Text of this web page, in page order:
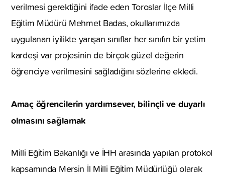
verilmesi gerektiğini ifade eden Toroslar İlçe Milli
Eğitim Müdürü Mehmet Badas, okullarımızda
uygulanan iyilikte yarışan sınıflar her sınıfın bir yetim
kardeşi var projesinin de birçok güzel değerin
öğrenciye verilmesini sağladığını sözlerine ekledi.
Amaç öğrencilerin yardımsever, bilinçli ve duyarlı
olmasını sağlamak
Milli Eğitim Bakanlığı ve İHH arasında yapılan protokol
kapsamında Mersin İl Milli Eğitim Müdürlüğü olarak